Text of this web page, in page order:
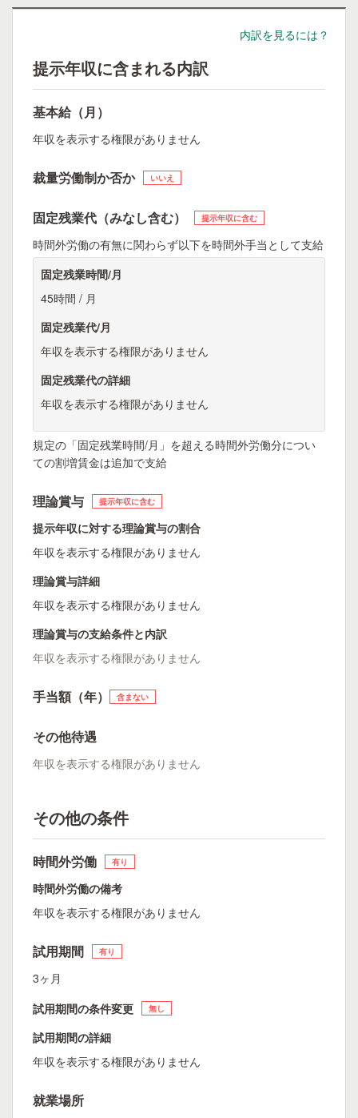
内訳を見るには？
提示年収に含まれる内訳
基本給（月）
年収を表示する権限がありません
裁量労働制か否か いいえ
固定残業代（みなし含む） 提示年収に含む
時間外労働の有無に関わらず以下を時間外手当として支給
固定残業時間/月
45時間 / 月
固定残業代/月
年収を表示する権限がありません
固定残業代の詳細
年収を表示する権限がありません
規定の「固定残業時間/月」を超える時間外労働分につい
ての割増賃金は追加で支給
理論賞与 提示年収に含む
提示年収に対する理論賞与の割合
年収を表示する権限がありません
理論賞与詳細
年収を表示する権限がありません
理論賞与の支給条件と内訳
年収を表示する権限がありません
手当額（年） 含まない
その他待遇
年収を表示する権限がありません
その他の条件
時間外労働 有り
時間外労働の備考
年収を表示する権限がありません
試用期間 有り
3ヶ月
試用期間の条件変更
無し
試用期間の詳細
年収を表示する権限がありません
就業場所